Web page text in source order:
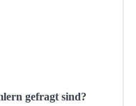
gefragt sind?